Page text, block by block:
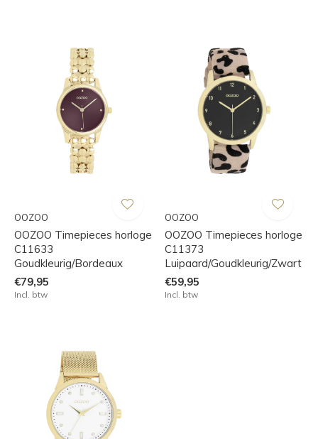
OOZOO
OOZOO Timepieces horloge
C11633
Goudkleurig/Bordeaux
€79,95
Incl. btw
OOZOO
OOZOO Timepieces horloge
C11373
Luipaard/Goudkleurig/Zwart
€59,95
Incl. btw